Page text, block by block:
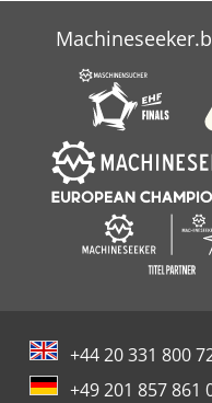
+44 20 331 800
+49 201 857 861